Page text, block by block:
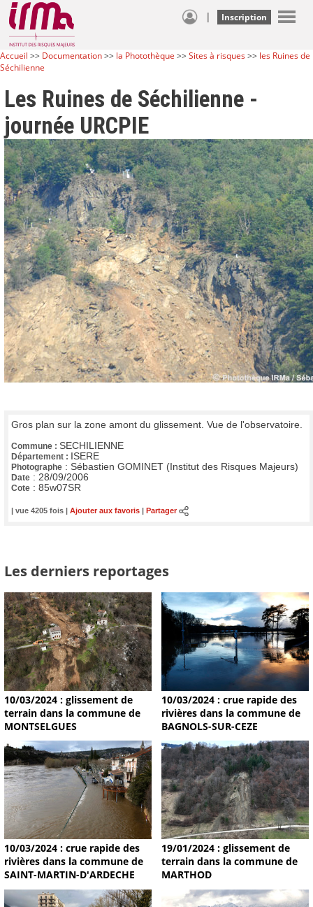
| Inscription
Accueil >> Documentation>> la Photothèque >>Sites à risques>> les Ruines de
Séchilienne
Les Ruines de Séchilienne -
journée URCPIE
Gros plan sur la zone amont du glissement. Vue de l'observatoire.
Commune : SECHILIENNE
Département : ISERE
Photographe : Sébastien GOMINET (Institut des Risques Majeurs)
Date : 28/09/2006
Cote : 85w07SR
| vue 4205 fois | Ajouter aux favoris Partager
Les derniers reportages
10/03/2024 : glissement de
terrain dans la commune de
MONTSELGUES
10/03/2024 : crue rapide des
rivières dans la commune de
BAGNOLS-SUR-CEZE
10/03/2024 : crue rapide des
rivières dans la commune de
SAINT-MARTIN-D'ARDECHE
19/01/2024 : glissement de
terrain dans la commune de
MARTHOD